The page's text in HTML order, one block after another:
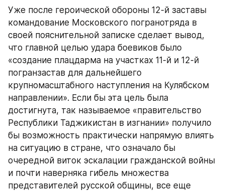
Уже после героической обороны 12-й заставы
командование Московского погранотряда в
своей пояснительной записке сделает вывод,
что главной целью удара боевиков было
«создание плацдарма на участках 11-й и 12-й
погранзастав для дальнейшего
крупномасштабного наступления на Кулябском
направлении». Если бы эта цель была
достигнута, так называемое «правительство
Республики Таджикистан в изгнании» получило
бы возможность практически напрямую влиять
на ситуацию в стране, что означало бы
очередной виток эскалации гражданской войны
и почти наверняка гибель множества
представителей русской общины, все еще